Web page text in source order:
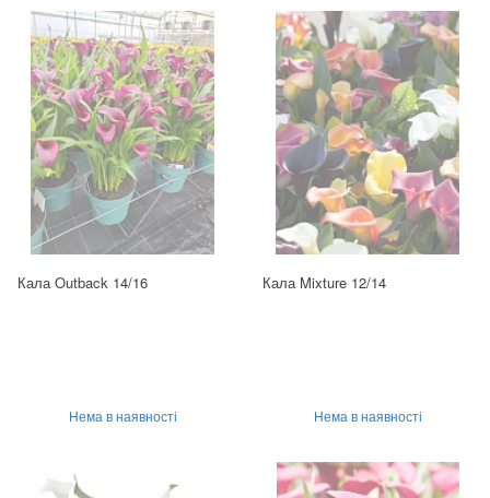
Кала Outback 14/16
Нема в наявності
Кала Mixture 12/14
Нема в наявності